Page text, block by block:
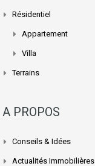
Résidentiel
Appartement
Villa
Terrains
A PROPOS
Conseils & Idées
Actualités Immobilières